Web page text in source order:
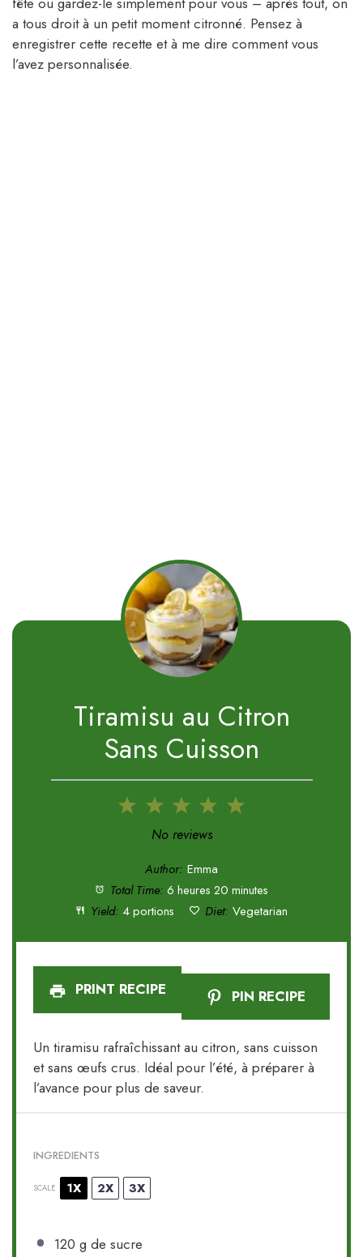
a tous droit à un petit moment citronné. Pensez à
enregistrer cette recette et à me dire comment vous
l’avez personnalisée.
Tiramisu au Citron
Sans Cuisson
5
4
3
Stars
2
Stars
1
Star
No reviews
Author: Emma
Total Time: 6 heures 20 minutes
Yield: 4 portions Diet: Vegetarian
PRINT RECIPE PIN RECIPE
Un tiramisu rafraîchissant au citron, sans cuisson
et sans œufs crus. Idéal pour l’été, à préparer à
l’avance pour plus de saveur.
INGREDIENTS
SCALE 1X 2X 3X
120 g de sucre